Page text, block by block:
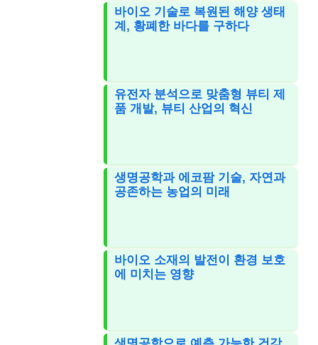
바이오 기술로 복원된 해양 생태
계, 황폐한 바다를 구하다
유전자 분석으로 맞춤형 뷰티 제
품 개발, 뷰티 산업의 혁신
생명공학과 에코팜 기술, 자연과
공존하는 농업의 미래
바이오 소재의 발전이 환경 보호
에 미치는 영향